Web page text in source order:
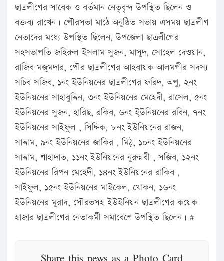
ছাত্রলীগের সাবেক ও বর্তমান নেতৃবৃন্দ উপস্থিত ছিলেন ও
বক্তব্য রাখেন। পৌরসভা মাঠে অনুষ্ঠিত সভায় এসময় ছাত্রলীগ
নেতাদের মধ্যে উপস্থিত ছিলেন, উপজেলা ছাত্রলীগের
সহসভাপতি জহিরুল ইসলাম সুজন, মাসুদ, সোহেল দেওয়ান,
রাজিব মজুমদার, পৌর ছাত্রলীগের আহবায়ক আলমগীর সদস্য
সচিব সজিব, ১নং ইউনিয়নের ছাত্রলীগের ফরিদ, অপু, ২নং
ইউনিয়নের সাহাবুদ্দিন, ৩নং ইউনিয়নের মেহেদী, রাসেল, ৫নং
ইউনিয়নের সুজন, হারিছ, রকিব, ৬নং ই্উনিয়নের রবিন, ৭নং
ইউনিয়নের সাইফুল , সিদ্দিক, ৮নং ইউনিয়নের রাজন,
সাদ্দাম, ৯নং ইউনিয়নের জাকির , মিঠু, ১০নং ইউনিয়নের
সাদ্দাম, শাহাদাত, ১১নং ইউনিয়নের নুরুন্নবী , সজিব, ১২নং
ইউনিয়নের রিপন মেহেদী, ১৪নং ইউনিয়নের রাকিব ,
সাইফুল, ১৫নং ইউনিয়নের মাইকেল, খোকন, ১৬নং
ইউনিয়নের মুরাদ, সৌরভসহ ইউইনিয়ন ছাত্রলীগের কয়েক
হাজার ছাত্রলীগের নেতাকর্মী সমাবেশে উপস্থিত ছিলেন। #